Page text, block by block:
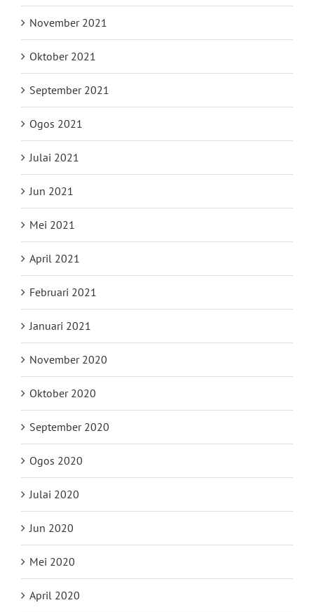
November 2021
Oktober 2021
September 2021
Ogos 2021
Julai 2021
Jun 2021
Mei 2021
April 2021
Februari 2021
Januari 2021
November 2020
Oktober 2020
September 2020
Ogos 2020
Julai 2020
Jun 2020
Mei 2020
April 2020